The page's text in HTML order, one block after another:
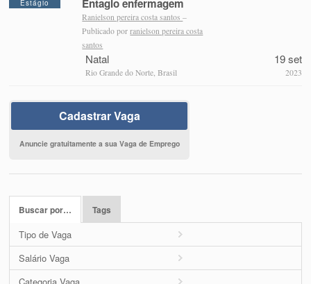
Estágio Entagio enfermagem
Ranielson pereira costa santos–
Publicado porranielson pereira costa
santos
Natal
Rio Grande do Norte, Brasil
19 set
2023
Cadastrar Vaga
Anuncie gratuitamente a sua Vaga de Emprego
Buscar por… Tags
Tipo de Vaga
Salário Vaga